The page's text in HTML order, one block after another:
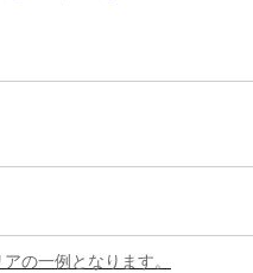
の一例となります。